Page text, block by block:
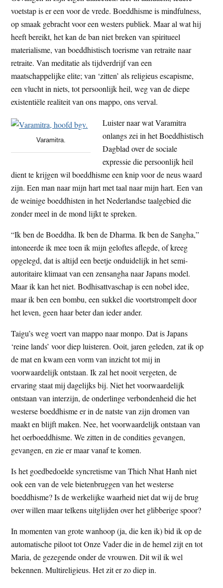
voetstap is er een voor de vrede. Boeddhisme is mindfulness,
op smaak gebracht voor een westers publiek. Maar al wat hij
heeft bereikt, het kan de ban niet breken van spiritueel
materialisme, van boeddhistisch toerisme van retraite naar
retraite. Van meditatie als tijdverdrijf van een
maatschappelijke elite; van ‘zitten’ als religieus escapisme,
een vlucht in niets, tot persoonlijk heil, weg van de diepe
existentiële realiteit van ons mappo, ons verval.
Varamitra.
Luister naar wat Varamitra
onlangs zei in het Boeddhistisch
Dagblad over de sociale
expressie die persoonlijk heil
dient te krijgen wil boeddhisme een knip voor de neus waard
zijn. Een man naar mijn hart met taal naar mijn hart. Een van
de weinige boeddhisten in het Nederlandse taalgebied die
zonder meel in de mond lijkt te spreken.
“Ik ben de Boeddha. Ik ben de Dharma. Ik ben de Sangha,”
intoneerde ik mee toen ik mijn geloftes aflegde, of kreeg
opgelegd, dat is altijd een beetje onduidelijk in het semi-
autoritaire klimaat van een zensangha naar Japans model.
Maar ik kan het niet. Bodhisattvaschap is een nobel idee,
maar ik ben een bombu, een sukkel die voortstrompelt door
het leven, geen haar beter dan ieder ander.
Taigu’s weg voert van mappo naar monpo. Dat is Japans
‘reine lands’ voor diep luisteren. Ooit, jaren geleden, zat ik op
de mat en kwam een vorm van inzicht tot mij in
voorwaardelijk ontstaan. Ik zal het nooit vergeten, de
ervaring staat mij dagelijks bij. Niet het voorwaardelijk
ontstaan van interzijn, de onderlinge verbondenheid die het
westerse boeddhisme er in de natste van zijn dromen van
maakt en blijft maken. Nee, het voorwaardelijk ontstaan van
het oerboeddhisme. We zitten in de condities gevangen,
gevangen, en zie er maar vanaf te komen.
Is het goedbedoelde syncretisme van Thich Nhat Hanh niet
ook een van de vele bietenbruggen van het westerse
boeddhisme? Is de werkelijke waarheid niet dat wij de brug
over willen maar telkens uitglijden over het glibberige spoor?
In momenten van grote wanhoop (ja, die ken ik) bid ik op de
automatische piloot tot Onze Vader die in de hemel zijt en tot
Maria, de gezegende onder de vrouwen. Dit wil ik wel
bekennen. Multireligieus. Het zit er zo diep in.